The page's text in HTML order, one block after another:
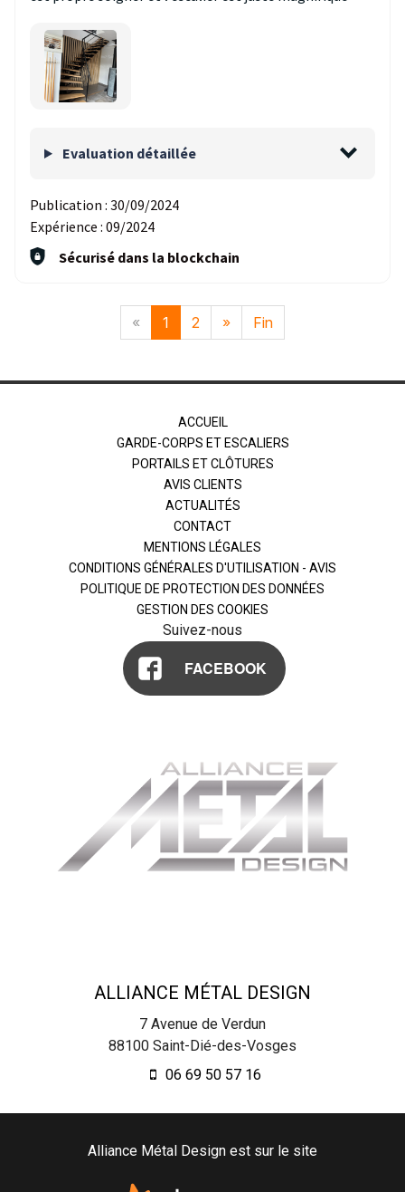
Evaluation détaillée
Publication : 30/09/2024
Expérience : 09/2024
Sécurisé dans la blockchain
« 1 2 » Fin
ACCUEIL
GARDE-CORPS ET ESCALIERS
PORTAILS ET CLÔTURES
AVIS CLIENTS
ACTUALITÉS
CONTACT
MENTIONS LÉGALES
CONDITIONS GÉNÉRALES D'UTILISATION - AVIS
POLITIQUE DE PROTECTION DES DONNÉES
GESTION DES COOKIES
Suivez-nous
FACEBOOK
ALLIANCE MÉTAL DESIGN
7 Avenue de Verdun
88100 Saint-Dié-des-Vosges
06 69 50 57 16
Alliance Métal Design est sur le site